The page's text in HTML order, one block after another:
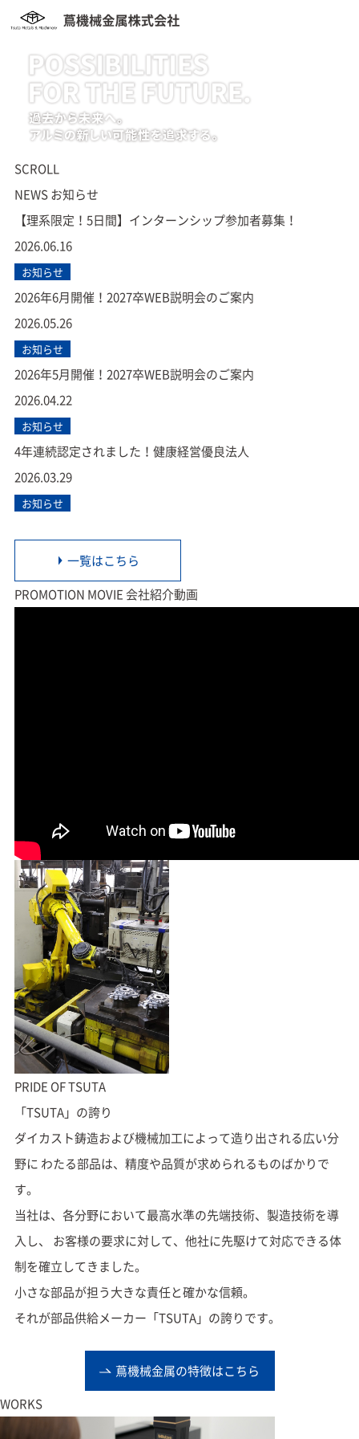
SCROLL
NEWSお知らせ
【理系限定！5日間】インターンシップ参加者募集！
2026.06.16
お知らせ
2026年6月開催！2027卒WEB説明会のご案内
2026.05.26
お知らせ
2026年5月開催！2027卒WEB説明会のご案内
2026.04.22
お知らせ
4年連続認定されました！健康経営優良法人
2026.03.29
お知らせ
一覧はこちら
PROMOTION MOVIE 会社紹介動画
PRIDE OFTSUTA
「TSUTA」の誇り
ダイカスト鋳造および機械加工によって造り出される広い分
野に わたる部品は、精度や品質が求められるものばかりで
す。
当社は、各分野において最高水準の先端技術、製造技術を導
入し、
お客様の要求に対して、他社に先駆けて対応できる体
制を確立してきました。
小さな部品が担う大きな責任と確かな信頼。
それが部品供給メーカー「TSUTA」の誇りです。
蔦機械金属の特徴はこちら
WORKS